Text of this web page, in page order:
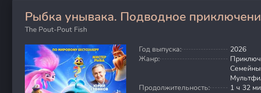
Рыбка унывака. Подводное
The Pout-Pout Fish
100 1 2
Год выпуска:
2026
Жанр:
Продолжительность:
1 ч 32